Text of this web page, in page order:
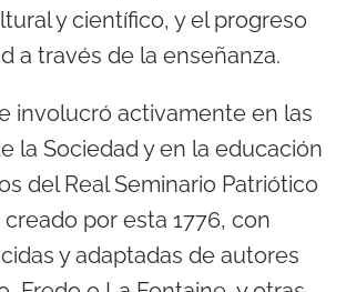
y científico, y el progreso
a través de la enseñanza.
involucró activamente en las
la Sociedad y en la educación
del Real Seminario Patriótico
por esta 1776, con
y adaptadas de autores